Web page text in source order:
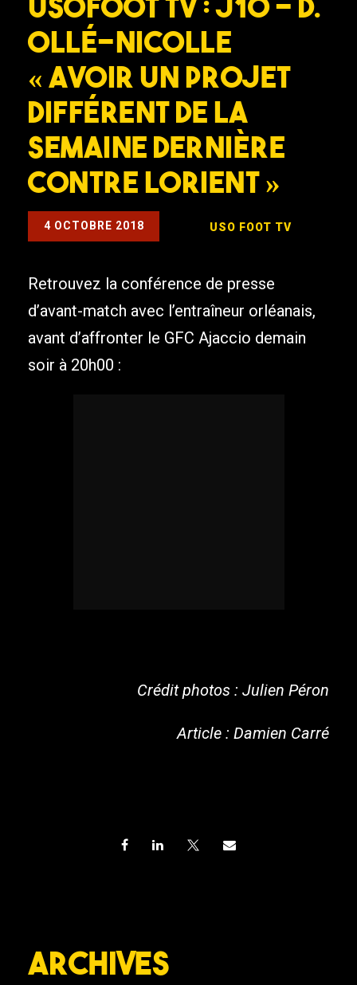
Ollé-Nicolle
« Avoir un projet
différent de la
semaine dernière
contre Lorient »
4 OCTOBRE 2018 USO FOOT TV
Retrouvez la conférence de presse
d’avant-match avec l’entraîneur orléanais,
avant d’affronter le GFC Ajaccio demain
soir à 20h00 :
Crédit photos : Julien Péron
Article : Damien Carré
Archives